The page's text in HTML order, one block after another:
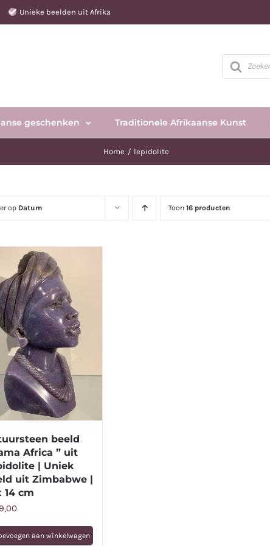
Unieke beelden uit Afrika
Producten
zoeken
geschenken Traditionele Afrikaanse Kunst
Home lepidolite
op Datum Toon16 producten
beeld
Africa ” uit
| Uniek
uit Zimbabwe |
14 cm
aan winkelwagen